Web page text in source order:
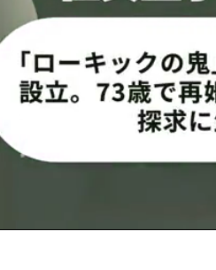
ている。
抜群の２ショット、共にreversal
「reversal
」のモデル撮影のよ
が２人とも立派なマッスルぶ
は【フォト】２人の”スポブラ”
≪ 前のペ